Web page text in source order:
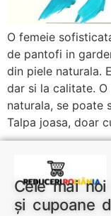
O femeie
de pantofi in
din piele naturala.
dar si la calitate.
naturala, se poate
Talpa joasa, doar
Cele mai
și cupoane